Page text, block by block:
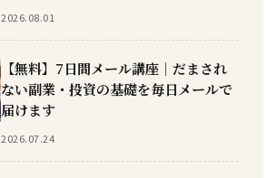
2026.08.01
【無料】7日間メール講座｜だまされ
ない副業・投資の基礎を毎日メールで
届けます
2026.07.24